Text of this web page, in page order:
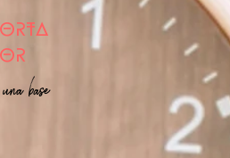
base